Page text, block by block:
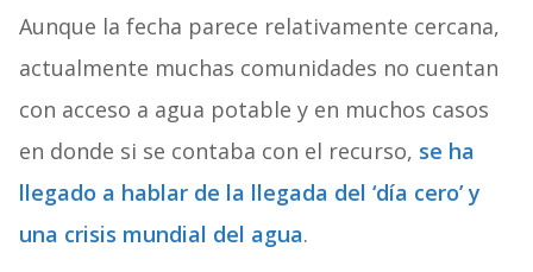
Aunque la fecha parece relativamente cercana,
actualmente muchas comunidades no cuentan
con acceso a agua potable y en muchos casos
en donde si se contaba con el recurso, se ha
llegado a hablar de la llegada del ‘día cero’ y
una crisis mundial del agua.